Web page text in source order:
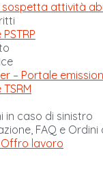
sospetta attività
– Portale
in caso di sinistro
FAQ e
lavoro